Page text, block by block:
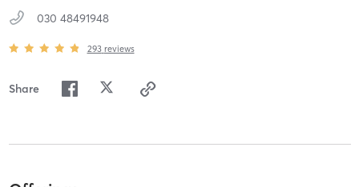
030 48491948
293 reviews
Share